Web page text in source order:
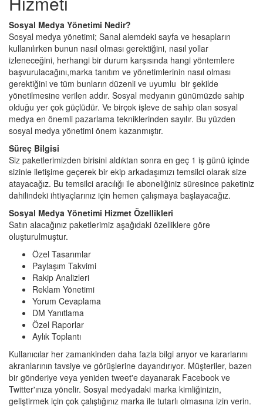
Sosyal Medya Yönetimi Nedir?
Sosyal medya yönetimi; Sanal alemdeki sayfa ve hesapların
kullanılırken bunun nasıl olması gerektiğini, nasıl yollar
izleneceğini, herhangi bir durum karşısında hangi yöntemlere
başvurulacağını,marka tanıtım ve yönetimlerinin nasıl olması
gerektiğini ve tüm bunların düzenli ve uyumlu bir şekilde
yönetilmesine verilen addır. Sosyal medyanın günümüzde sahip
olduğu yer çok güçlüdür. Ve birçok işleve de sahip olan sosyal
medya en önemli pazarlama tekniklerinden sayılır. Bu yüzden
sosyal medya yönetimi önem kazanmıştır.
Süreç Bilgisi
Siz paketlerimizden birisini aldıktan sonra en geç 1 iş günü içinde
sizinle iletişime geçerek bir ekip arkadaşımızı temsilci olarak size
atayacağız. Bu temsilci aracılığı ile aboneliğiniz süresince paketiniz
dahilindeki ihtiyaçlarınız için hemen çalışmaya başlayacağız.
Sosyal Medya Yönetimi Hizmet Özellikleri
Satın alacağınız paketlerimiz aşağıdaki özelliklere göre
oluşturulmuştur.
Özel Tasarımlar
Paylaşım Takvimi
Rakip Analizleri
Reklam Yönetimi
Yorum Cevaplama
DM Yanıtlama
Özel Raporlar
Aylık Toplantı
Kullanıcılar her zamankinden daha fazla bilgi arıyor ve kararlarını
akranlarının tavsiye ve görüşlerine dayandırıyor. Müşteriler, bazen
bir gönderiye veya yeniden tweet'e dayanarak Facebook ve
Twitter'ınıza yönelir. Sosyal medyadaki marka kimliğinizin,
geliştirmek için çok çalıştığınız marka ile tutarlı olmasına izin verin.